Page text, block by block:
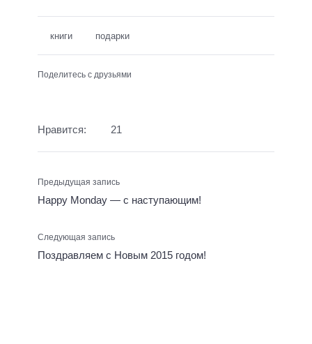
книги подарки
Поделитесь с друзьями
Нравится: 21
Предыдущая запись
Happy Monday — с наступающим!
Следующая запись
Поздравляем с Новым 2015 годом!